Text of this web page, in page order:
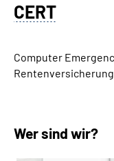
Rente
Beratung & Kontakt
Über uns & Presse
CERT
Computer
Rentenversicherung
Wer sind wir?